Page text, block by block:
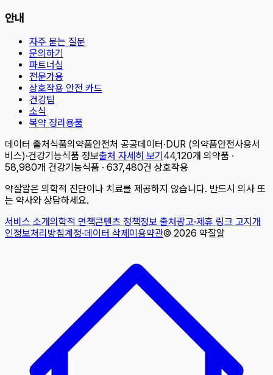
안내
자주 묻는 질문
문의하기
파트너십
전문가용
상호작용 안전 카드
건강팁
소식
복약 정리용품
데이터 출처 식품의약품안전처 공공데이터 · DUR (의약품안전사용서
비스)·건강기능식품 정보출처 자세히 보기 44,120개 의약품 ·
58,980개 건강기능식품 · 637,480건 상호작용
약잘알은 의학적 진단이나 치료를 제공하지 않습니다. 반드시 의사 또
는 약사와 상담하세요.
서비스 소개의학적 면책콘텐츠 정책정보 출처광고·제휴 링크 고지 개
인정보처리방침계정·데이터 삭제 이용약관© 2026 약잘알